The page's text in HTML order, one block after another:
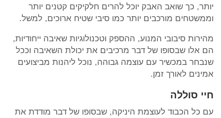
יותר, כך שואב האבק יוכל להרים חלקיקים קטנים יותר
וממשטחים מורכבים יותר כמו סיבי שטיח ארוכים, למשל.
מהירות סיבובי המנוע, ההספק וטכנולוגיות שאיבה ייחודיות,
הם אלו שבסופו של דבר מרכיבים את יכולת השאיבה וככל
שנבחר במכשיר עם עוצמה גבוהה, נוכל ליהנות מביצועים
אמינים לאורך זמן.
חיי סוללה
עם כל הכבוד לעוצמת היניקה, שבסופו של דבר מודדת את